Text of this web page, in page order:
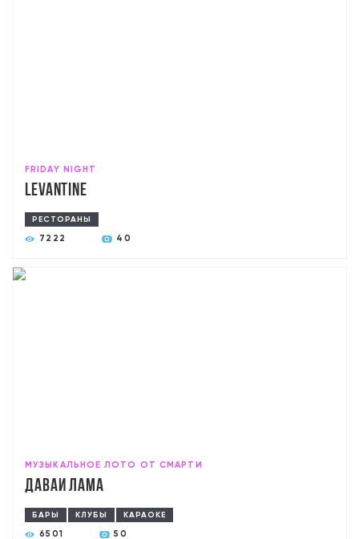
FRIDAY NIGHT
Levantine
РЕСТОРАНЫ
7222 40
МУЗЫКАЛЬНОЕ ЛОТО ОТ СМАРТИ
Давай лама
БАРЫ КЛУБЫ КАРАОКЕ
6501 50